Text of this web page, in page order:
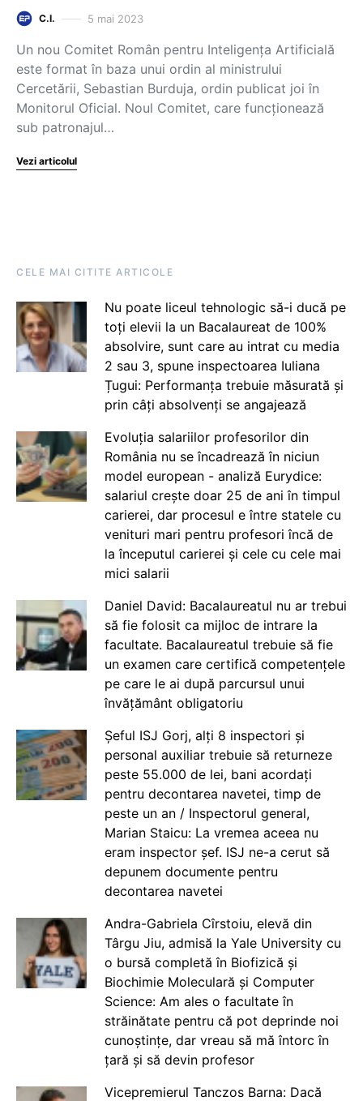
C.I. 5 mai 2023
Un nou Comitet Român pentru Inteligența Artificială
este format în baza unui ordin al ministrului
Cercetării, Sebastian Burduja, ordin publicat joi în
Monitorul Oficial. Noul Comitet, care funcționează
sub patronajul…
Vezi articolul
CELE MAI CITITE ARTICOLE
Nu poate liceul tehnologic să-i ducă pe
toți elevii la un Bacalaureat de 100%
absolvire, sunt care au intrat cu media
2 sau 3, spune inspectoarea Iuliana
Țugui: Performanța trebuie măsurată și
prin câți absolvenți se angajează
Evoluția salariilor profesorilor din
România nu se încadrează în niciun
model european - analiză Eurydice:
salariul crește doar 25 de ani în timpul
carierei, dar procesul e între statele cu
venituri mari pentru profesori încă de
la începutul carierei și cele cu cele mai
mici salarii
Daniel David: Bacalaureatul nu ar trebui
să fie folosit ca mijloc de intrare la
facultate. Bacalaureatul trebuie să fie
un examen care certifică competențele
pe care le ai după parcursul unui
învățământ obligatoriu
Șeful ISJ Gorj, alți 8 inspectori și
personal auxiliar trebuie să returneze
peste 55.000 de lei, bani acordați
pentru decontarea navetei, timp de
peste un an / Inspectorul general,
Marian Staicu: La vremea aceea nu
eram inspector șef. ISJ ne-a cerut să
depunem documente pentru
decontarea navetei
Andra-Gabriela Cîrstoiu, elevă din
Târgu Jiu, admisă la Yale University cu
o bursă completă în Biofizică și
Biochimie Moleculară și Computer
Science: Am ales o facultate în
străinătate pentru că pot deprinde noi
cunoștințe, dar vreau să mă întorc în
țară și să devin profesor
Vicepremierul Tanczos Barna: Dacă